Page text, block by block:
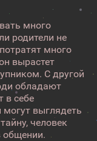
много
родители не
много
вырастет
С другой
обладают
в себе
выглядеть
человек
общении.